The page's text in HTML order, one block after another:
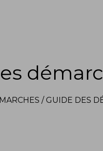
/ GUIDE DES